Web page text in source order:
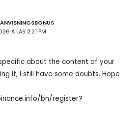
A LAS 2:21 PM
about the content of your
it, I still have some doubts. Hope
bn/register?